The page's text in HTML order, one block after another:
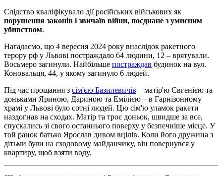
Слідство кваліфікувало дії російських військових як
порушення законів і звичаїв війни, поєднане з умисним
убивством.
Нагадаємо, що 4 вересня 2024 року внаслідок ракетного
терору рф у Львові постраждало 64 людини, 12 – врятували.
Восьмеро загинули. Найбільше постраждав будинок на вул.
Коновальця, 44, у якому загинуло 6 людей.
Під час прощання з сім'єю Базилевичів – матір'ю Євгенією та
доньками Яриною, Дариною та Емілією – в Гарнізонному
храмі у Львові було сотні людей. Цю сім'ю уламок ракети
наздогнав на сходах. Матір та троє доньок, швидше за все,
спускались зі свого останнього поверху у безпечніше місце. У
той ранок батько Ярослав дивом вцілів. Коли його дружина з
дітьми були на сходовому майданчику, він повернувся у
квартиру, щоб взяти воду.